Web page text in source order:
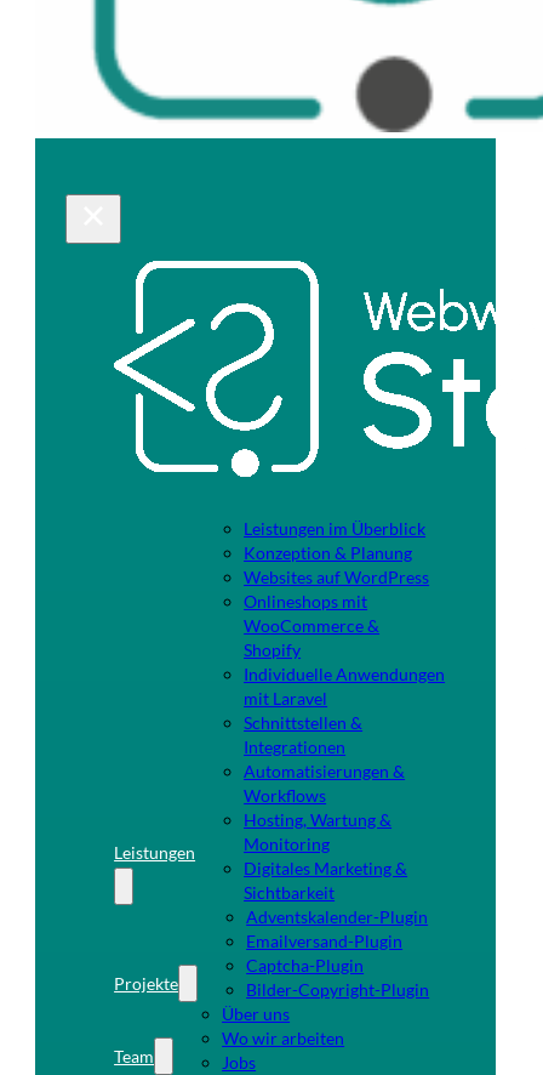
Leistungen
Leistungen im Überblick
Konzeption & Planung
Websites auf WordPress
Onlineshops mit
WooCommerce &
Shopify
Individuelle Anwendungen
mit Laravel
Schnittstellen &
Integrationen
Automatisierungen &
Workflows
Hosting, Wartung &
Monitoring
Digitales Marketing &
Sichtbarkeit
Projekte
Adventskalender-Plugin
Emailversand-Plugin
Captcha-Plugin
Bilder-Copyright-Plugin
Team
Über uns
Wo wir arbeiten
Jobs